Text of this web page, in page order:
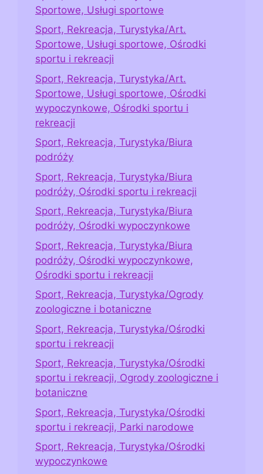
Sportowe, Usługi sportowe
Sport, Rekreacja, Turystyka/Art.
Sportowe, Usługi sportowe, Ośrodki
sportu i rekreacji
Sport, Rekreacja, Turystyka/Art.
Sportowe, Usługi sportowe, Ośrodki
wypoczynkowe, Ośrodki sportu i
rekreacji
Sport, Rekreacja, Turystyka/Biura
podróży
Sport, Rekreacja, Turystyka/Biura
podróży, Ośrodki sportu i rekreacji
Sport, Rekreacja, Turystyka/Biura
podróży, Ośrodki wypoczynkowe
Sport, Rekreacja, Turystyka/Biura
podróży, Ośrodki wypoczynkowe,
Ośrodki sportu i rekreacji
Sport, Rekreacja, Turystyka/Ogrody
zoologiczne i botaniczne
Sport, Rekreacja, Turystyka/Ośrodki
sportu i rekreacji
Sport, Rekreacja, Turystyka/Ośrodki
sportu i rekreacji, Ogrody zoologiczne i
botaniczne
Sport, Rekreacja, Turystyka/Ośrodki
sportu i rekreacji, Parki narodowe
Sport, Rekreacja, Turystyka/Ośrodki
wypoczynkowe